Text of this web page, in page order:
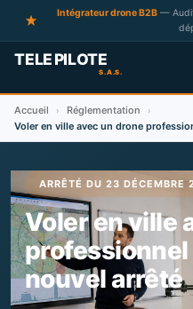
Intégrateur drone B2B —
Accueil › Réglementation ›
Voler en ville avec un drone
ARRÊTÉ DU 23 DÉCEMBRE
Voler en ville
nouvel arrêté